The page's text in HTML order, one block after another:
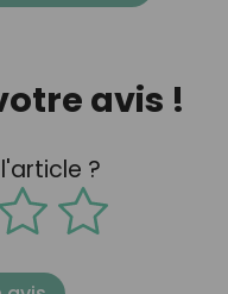
avis !
?